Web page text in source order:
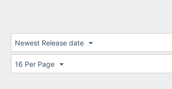
Newest Release date
16 Per Page